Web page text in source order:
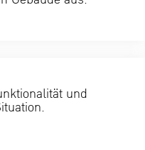
und